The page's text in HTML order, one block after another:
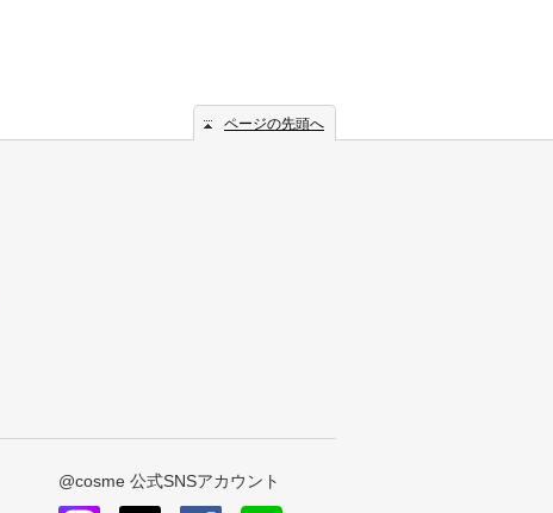
ページの先頭へ
@cosme 公式SNSアカウント